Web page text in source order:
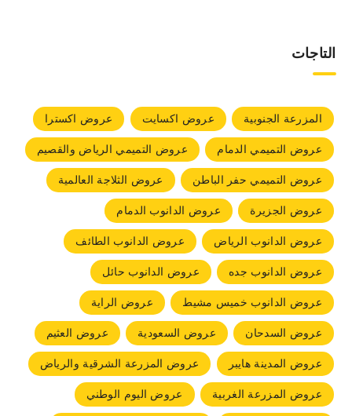
التاجات
المزرعة الجنوبية عروض اكسايت
عروض اكسترا
عروض التميمي الدمام
عروض التميمي الرياض والقصيم
عروض التميمي حفر الباطن
عروض الثلاجة العالمية
عروض الجزيرة
عروض الدانوب الدمام
عروض الدانوب الرياض
عروض الدانوب الطائف
عروض الدانوب جده
عروض الدانوب حائل
عروض الدانوب خميس مشيط
عروض الراية
عروض السدحان
عروض السعودية
عروض العثيم
عروض المدينة هايبر
عروض المزرعة الشرقية والرياض
عروض المزرعة الغربية
عروض اليوم الوطني